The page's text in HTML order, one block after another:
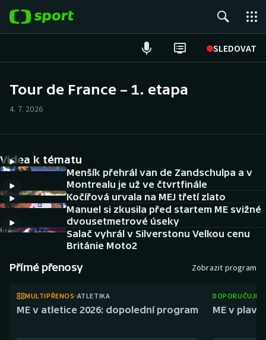
SLEDOVAT
ME v plavání
Fotbal
Hokej
Tenis
DALŠÍ SPORTY
Americký fotbal
Atletika
Baseball a softbal
NEPŘEHLÉDNĚTE
Soutěže
Historické návraty
Tour de France – 1. etapa
4. 7. 2026
Videa k tématu
Menšík přehrál van de Zandschulpa a v
Montrealu je už ve čtvrtfinále
Kočířová urvala na MEJ třetí zlato
Manuel si zkusila před startem ME svižné
dvousetmetrové úseky
Salač vyhrál v Silverstonu Velkou cenu
Británie Moto2
Přímé přenosy Zobrazit program
MULTIPŘENOS ATLETIKA
ME v atletice 2026: dopolední program ME v